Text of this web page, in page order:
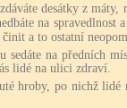
desátky z máty,
na spravedlnost
a to ostatní
sedáte na předních
lidé na ulici zdraví.
hroby, po nichž lidé